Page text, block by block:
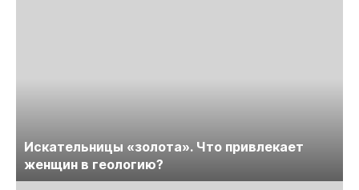
Искательницы «золота». Что привлекает
женщин в геологию?